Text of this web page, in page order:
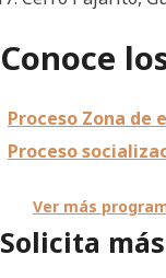
Conoce
Proceso Zona de
Proceso
Ver más
Solicita